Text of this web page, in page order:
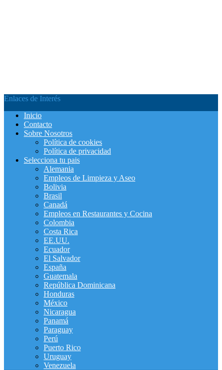
Enlaces de Interés
Inicio
Contacto
Sobre Nosotros
Política de cookies
Política de privacidad
Selecciona tu pais
Alemania
Empleos de Limpieza y Aseo
Bolivia
Brasil
Canadá
Empleos en Restaurantes y Cocina
Colombia
Costa Rica
EE.UU.
Ecuador
El Salvador
España
Guatemala
República Dominicana
Honduras
México
Nicaragua
Panamá
Paraguay
Perú
Puerto Rico
Uruguay
Venezuela